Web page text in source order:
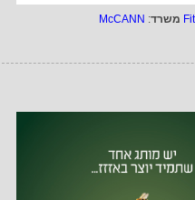
משרד:
McCANN